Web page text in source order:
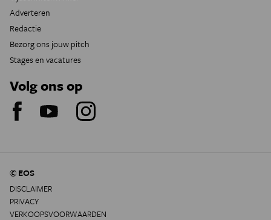
Adverteren
Redactie
Bezorg ons jouw pitch
Stages en vacatures
Volg ons op
© EOS
DISCLAIMER
PRIVACY
VERKOOPSVOORWAARDEN